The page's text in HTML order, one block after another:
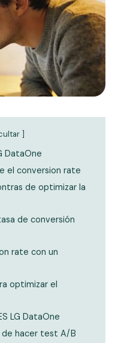
DataOne
el conversion rate
de optimizar la
de conversión
rate con un
optimizar el
LG DataOne
de hacer test A/B